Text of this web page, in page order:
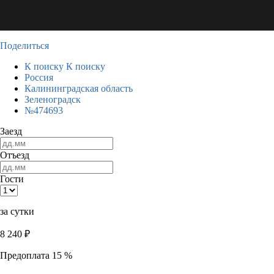
Поделиться
К поиску К поиску
Россия
Калининградская область
Зеленоградск
№474693
Заезд
Отъезд
Гости
за сутки
8 240 ₽
Предоплата 15 %